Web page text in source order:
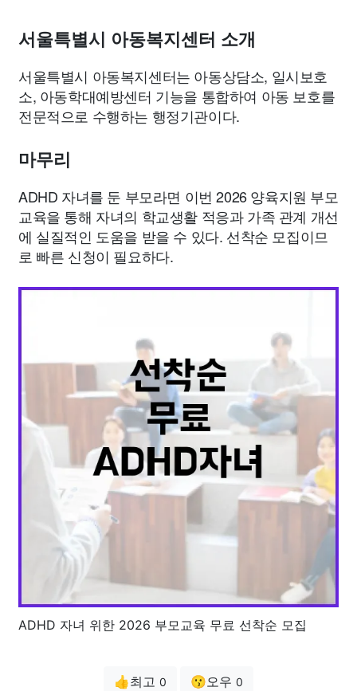
서울특별시 아동복지센터 소개
서울특별시 아동복지센터는 아동상담소, 일시보호
소, 아동학대예방센터 기능을 통합하여 아동 보호를
전문적으로 수행하는 행정기관이다.
마무리
ADHD 자녀를 둔 부모라면 이번 2026 양육지원 부모
교육을 통해 자녀의 학교생활 적응과 가족 관계 개선
에 실질적인 도움을 받을 수 있다. 선착순 모집이므
로 빠른 신청이 필요하다.
ADHD 자녀 위한 2026 부모교육 무료 선착순 모집
👍최고 0 😗오우 0